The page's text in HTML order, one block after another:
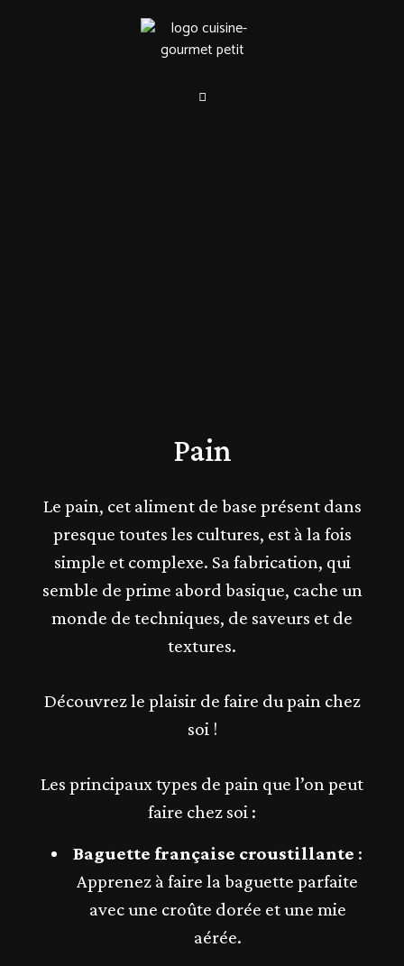
Pain
Le pain, cet aliment de base présent dans
presque toutes les cultures, est à la fois
simple et complexe. Sa fabrication, qui
semble de prime abord basique, cache un
monde de techniques, de saveurs et de
textures.
Découvrez le plaisir de faire du pain chez
soi !
Les principaux types de pain que l’on peut
faire chez soi :
Baguette française croustillante :
Apprenez à faire la baguette parfaite
avec une croûte dorée et une mie
aérée.